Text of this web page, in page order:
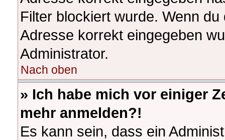
Filter blockiert wurde. Wenn
Adresse korrekt eingegeben
Administrator.
Nach oben
» Ich habe mich vor einiger
mehr anmelden?!
Es kann sein, dass ein